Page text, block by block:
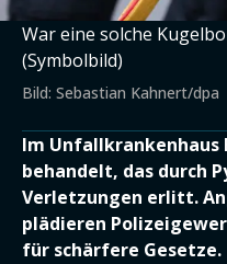
War eine solche
(Symbolbild)
Bild: Sebastian Kahnert/dpa
Im Unfallkrankenhaus
behandelt, das durch
Verletzungen erlitt.
plädieren
für schärfere Gesetze.